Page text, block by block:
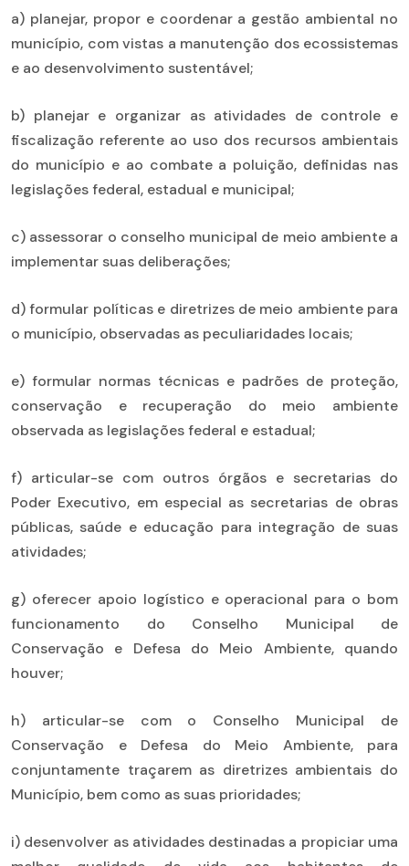
a) planejar, propor e coordenar a gestão ambiental no
município, com vistas a manutenção dos ecossistemas
e ao desenvolvimento sustentável;
b) planejar e organizar as atividades de controle e
fiscalização referente ao uso dos recursos ambientais
do município e ao combate a poluição, definidas nas
legislações federal, estadual e municipal;
c) assessorar o conselho municipal de meio ambiente a
implementar suas deliberações;
d) formular políticas e diretrizes de meio ambiente para
o município, observadas as peculiaridades locais;
e) formular normas técnicas e padrões de proteção,
conservação e recuperação do meio ambiente
observada as legislações federal e estadual;
f) articular-se com outros órgãos e secretarias do
Poder Executivo, em especial as secretarias de obras
públicas, saúde e educação para integração de suas
atividades;
g) oferecer apoio logístico e operacional para o bom
funcionamento do Conselho Municipal de
Conservação e Defesa do Meio Ambiente, quando
houver;
h) articular-se com o Conselho Municipal de
Conservação e Defesa do Meio Ambiente, para
conjuntamente traçarem as diretrizes ambientais do
Município, bem como as suas prioridades;
i) desenvolver as atividades destinadas a propiciar uma